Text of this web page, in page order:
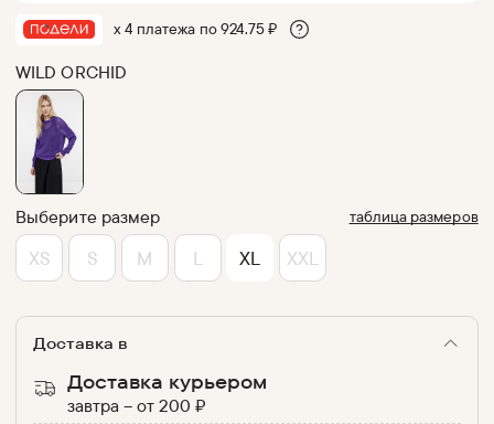
х 4 платежа по924.75₽
WILD ORCHID
Выберите размер таблица размеров
XS S M L XL XXL
Доставка в
Доставка курьером
завтра –от200 ₽